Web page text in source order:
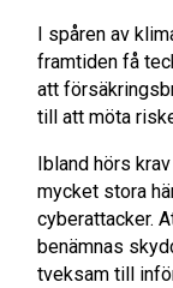
I spåren av
framtiden få
att
till att möta
Ibland hörs
mycket stora
cyberattacker.
benämnas
tveksam till